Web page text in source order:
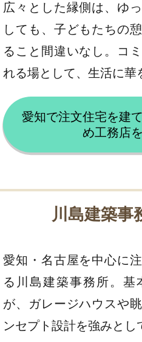
広々とした縁側は、ゆ
しても、子どもたちの
ること間違いなし。コ
れる場として、生活に華
愛知で注文住宅を建
め工務店
川島建築事
愛知・名古屋を中心に
る川島建築事務所。基
が、ガレージハウスや
ンセプト設計を強みとし